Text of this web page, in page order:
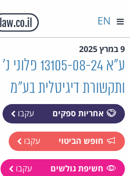
EN
9 במרץ 2025
ע"א 13105-
ותקשורת דיגיטלית בע"מ
אחריות ספקים עקבו
חופש הביטוי עקבו
חשיפת גולשים עקבו